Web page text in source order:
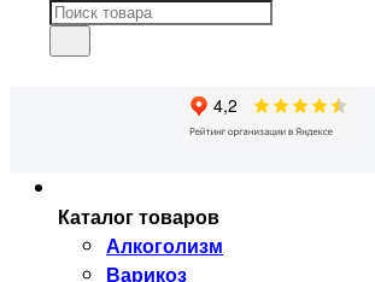
Каталог товаров
Алкоголизм
Варикоз